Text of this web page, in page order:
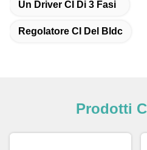
Un Driver CI Di 3 Fasi
Regolatore CI Del Bldc
Prodotti